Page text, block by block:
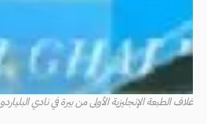
غلاف الطبعة الإنجليزية الأولى من بيرة في نادي البلياردو